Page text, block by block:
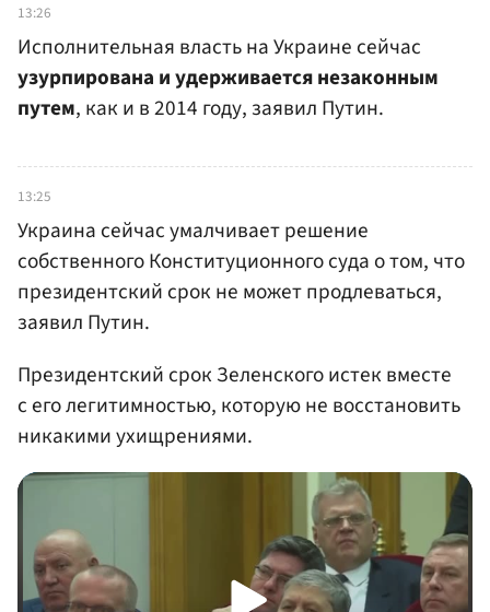
13:26
Исполнительная власть на Украине сейчас
узурпирована и удерживается незаконным
путем, как и в 2014 году, заявил Путин.
13:25
Украина сейчас умалчивает решение
собственного Конституционного суда о том, что
президентский срок не может продлеваться,
заявил Путин.
Президентский срок Зеленского истек вместе
с его легитимностью, которую не восстановить
никакими ухищрениями.